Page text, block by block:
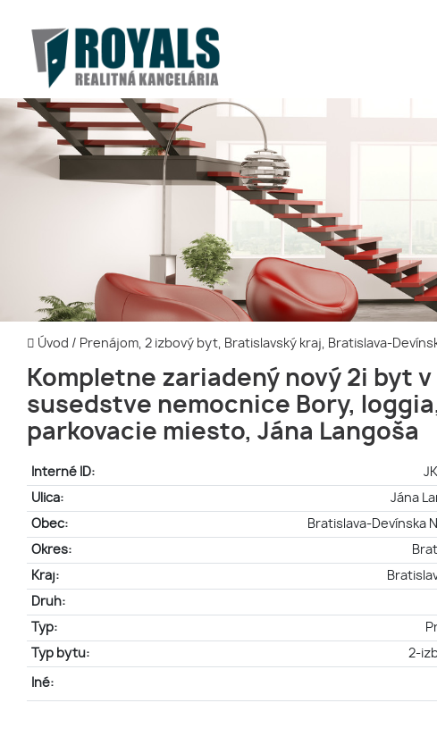
Úvod / Prenájom, 2 izbový byt, Bratislavský kraj, Bratislava-
Kompletne zariadený nový 2i byt v
susedstve nemocnice Bory,
parkovacie miesto, Jána Langoša
Interné ID:
Ulica: Jána
Obec: Bratislava-Devínska
Okres:
Kraj:
Druh:
Typ:
Typ bytu: 2-
Iné: